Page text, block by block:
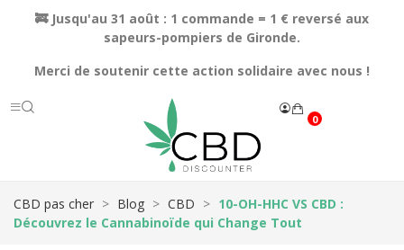
🚒 Jusqu'au 31 août : 1 commande = 1 € reversé aux
sapeurs-pompiers de Gironde.
Merci de soutenir cette action solidaire avec nous !
0
CBD pas cher Blog CBD
10-OH-HHC VS CBD :
Découvrez le Cannabinoïde qui Change Tout